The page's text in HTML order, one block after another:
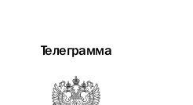
Телеграмма